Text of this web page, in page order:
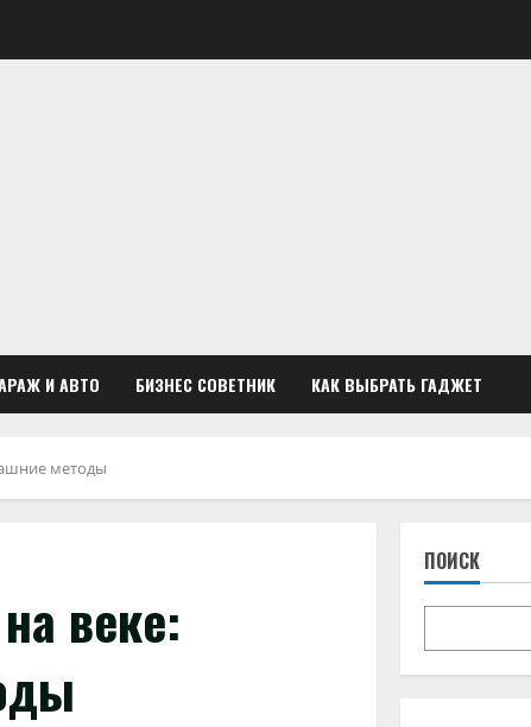
И АВТО БИЗНЕС СОВЕТНИК КАК ВЫБРАТЬ ГАДЖЕТ
методы
веке:
ПОИСК